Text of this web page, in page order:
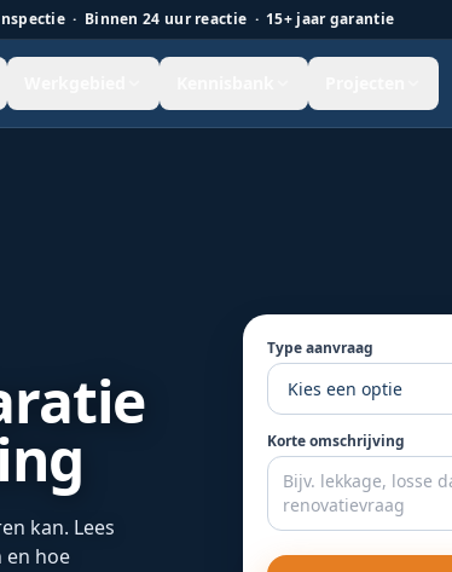
· Binnen 24 uur reactie · 15+ jaar garantie
kan. Lees
en hoe
Type aanvraag
Korte omschrijving